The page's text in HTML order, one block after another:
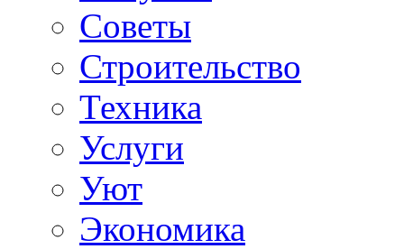
Советы
Строительство
Техника
Услуги
Уют
Экономика